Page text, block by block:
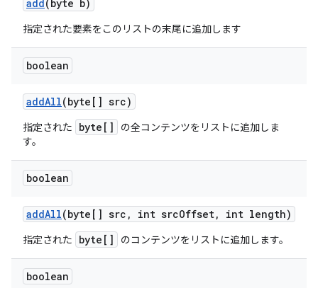
add(byte b)
指定された要素をこのリストの末尾に追加します
boolean
addAll(byte[] src)
指定された byte[]
の全コンテンツをリストに追加しま
す。
boolean
addAll(byte[] src , int srcOffset, int length)
指定された byte[] のコンテンツをリストに追加します。
boolean